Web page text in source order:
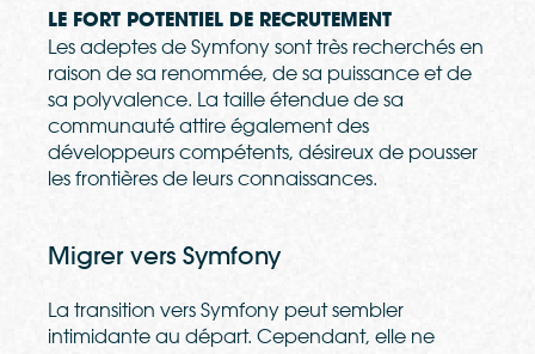
LE FORT POTENTIEL DE RECRUTEMENT
Les adeptes de Symfony sont très recherchés en
raison de sa renommée, de sa puissance et de
sa polyvalence. La taille étendue de sa
communauté attire également des
développeurs compétents, désireux de pousser
les frontières de leurs connaissances.
Migrer vers Symfony
La transition vers Symfony peut sembler
intimidante au départ. Cependant, elle ne